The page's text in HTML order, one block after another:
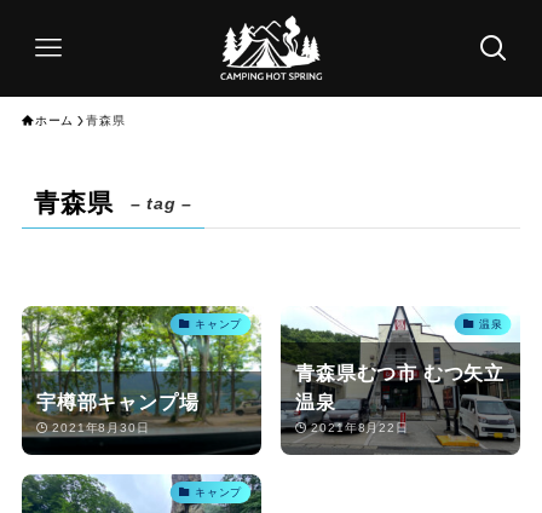
ホーム 青森県
青森県 – tag –
キャンプ
宇樽部キャンプ場
2021年8月30日
温泉
青森県むつ市 むつ矢立
温泉
2021年8月22日
キャンプ